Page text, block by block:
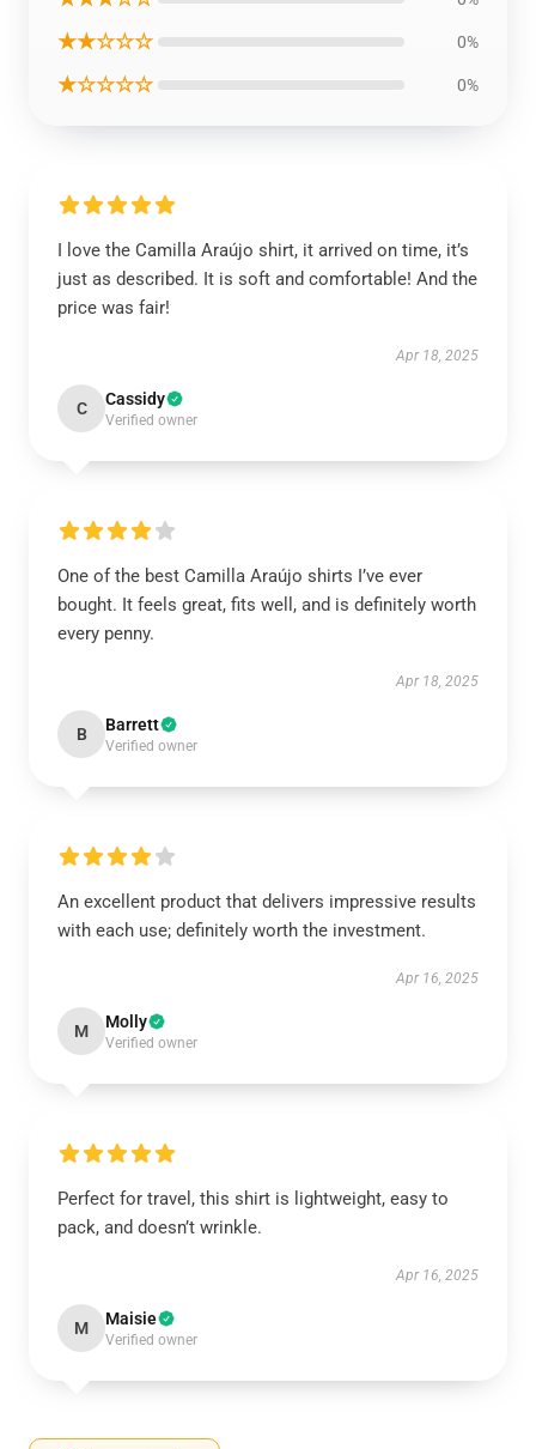
★★☆☆☆ 0%
★☆☆☆☆ 0%
I love the Camilla Araújo shirt, it arrived on time, it’s
just as described. It is soft and comfortable! And the
price was fair!
Apr 18, 2025
C Cassidy
Verified owner
One of the best Camilla Araújo shirts I’ve ever
bought. It feels great, fits well, and is definitely worth
every penny.
Apr 18, 2025
B Barrett
Verified owner
An excellent product that delivers impressive results
with each use; definitely worth the investment.
Apr 16, 2025
M Molly
Verified owner
Perfect for travel, this shirt is lightweight, easy to
pack, and doesn’t wrinkle.
Apr 16, 2025
M Maisie
Verified owner